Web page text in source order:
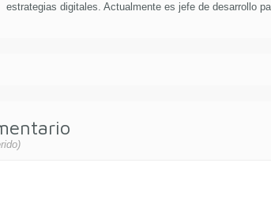
estrategias digitales. Actualmente es jefe de desarrollo